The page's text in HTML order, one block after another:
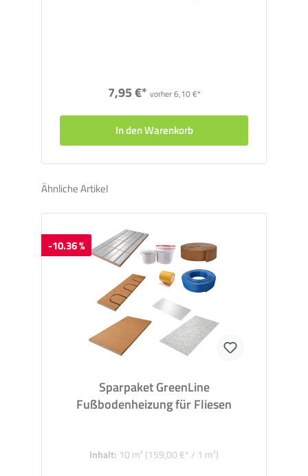
7,95 €* vorher 6,10 €*
In den Warenkorb
Ähnliche Artikel
-10.36 %
Sparpaket GreenLine
Fußbodenheizung für Fliesen
Inhalt: 10 m² (159,00 €* / 1 m²)